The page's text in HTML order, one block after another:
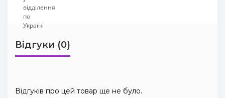
Відгуки (0)
Відгуків про цей товар ще не було.